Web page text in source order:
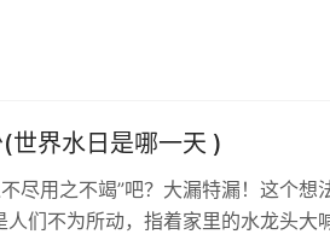
世界水日是哪一天 )
尽用之不竭”吧？大漏特漏！这个想
人们不为所动，指着家里的水龙头大